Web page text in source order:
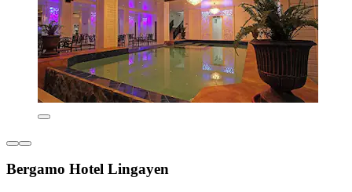
Bergamo Hotel Lingayen